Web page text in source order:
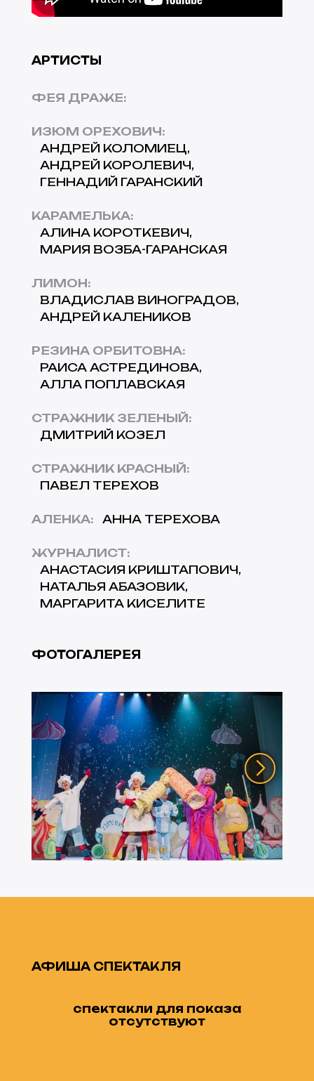
АРТИСТЫ
ФЕЯ ДРАЖЕ:
ИЗЮМ ОРЕХОВИЧ:
АНДРЕЙ КОЛОМИЕЦ
АНДРЕЙ КОРОЛЕВИЧ
ГЕННАДИЙ ГАРАНСКИЙ
КАРАМЕЛЬКА:
АЛИНА КОРОТКЕВИЧ
МАРИЯ ВОЗБА-ГАРАНСКАЯ
ЛИМОН:
ВЛАДИСЛАВ ВИНОГРАДОВ
АНДРЕЙ КАЛЕНИКОВ
РЕЗИНА ОРБИТОВНА:
РАИСА АСТРЕДИНОВА
АЛЛА ПОПЛАВСКАЯ
СТРАЖНИК ЗЕЛЕНЫЙ:
ДМИТРИЙ КОЗЕЛ
СТРАЖНИК КРАСНЫЙ:
ПАВЕЛ ТЕРЕХОВ
АЛЕНКА: АННА ТЕРЕХОВА
ЖУРНАЛИСТ:
АНАСТАСИЯ КРИШТАПОВИЧ
НАТАЛЬЯ АБАЗОВИК
МАРГАРИТА КИСЕЛИТЕ
ФОТОГАЛЕРЕЯ
1/6
АФИША СПЕКТАКЛЯ
спектакли для показа
отсутствуют